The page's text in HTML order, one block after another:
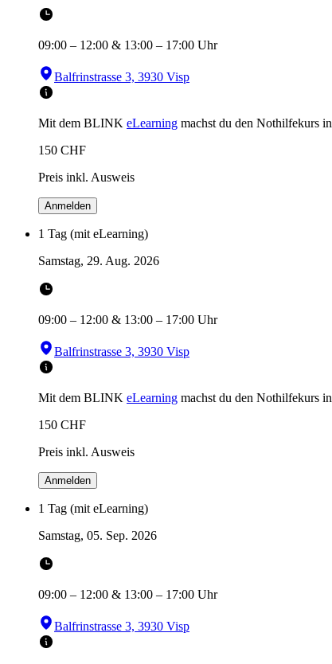
09:00 – 12:00 & 13:00 – 17:00 Uhr
Balfrinstrasse 3, 3930 Visp
Mit dem BLINK eLearning machst du den Nothilfekurs in
150 CHF
Preis inkl. Ausweis
Anmelden
1 Tag (mit eLearning)
Samstag, 29. Aug. 2026
09:00 – 12:00 & 13:00 – 17:00 Uhr
Balfrinstrasse 3, 3930 Visp
Mit dem BLINK eLearning machst du den Nothilfekurs in
150 CHF
Preis inkl. Ausweis
Anmelden
1 Tag (mit eLearning)
Samstag, 05. Sep. 2026
09:00 – 12:00 & 13:00 – 17:00 Uhr
Balfrinstrasse 3, 3930 Visp